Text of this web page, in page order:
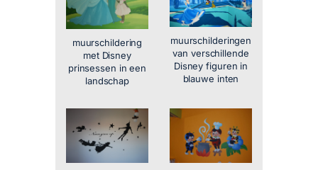
muurschildering
met Disney
prinsessen in een
landschap
muurschilderingen
van verschillende
Disney figuren in
blauwe inten